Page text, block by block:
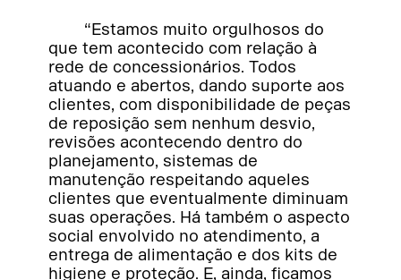
“Estamos muito orgulhosos do
que tem acontecido com relação à
rede de concessionários. Todos
atuando e abertos, dando suporte aos
clientes, com disponibilidade de peças
de reposição sem nenhum desvio,
revisões acontecendo dentro do
planejamento, sistemas de
manutenção respeitando aqueles
clientes que eventualmente diminuam
suas operações. Há também o aspecto
social envolvido no atendimento, a
entrega de alimentação e dos kits de
higiene e proteção. E, ainda, ficamos